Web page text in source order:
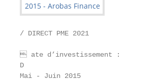
/ DIRECT PME 2021
 ate d’investissement :
D
Mai - Juin 2015